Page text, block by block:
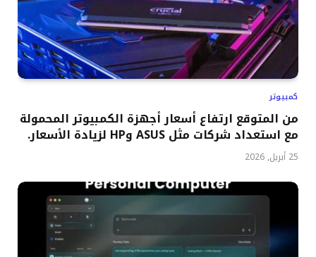
كمبيوتر
من المتوقع ارتفاع أسعار أجهزة الكمبيوتر المحمولة
مع استعداد شركات مثل ASUS وHP لزيادة الأسعار.
25 أبريل, 2026